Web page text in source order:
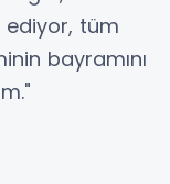
tüm
bayramını